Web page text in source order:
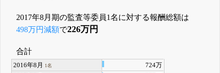
2017年8月期の監査等委員1名に対する報酬総額は
498万円減額で226万円
合計
2016年8月 1名
724万